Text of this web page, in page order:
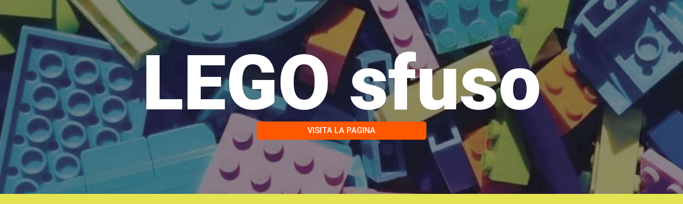
LEGO sfuso
VISITA LA PAGINA